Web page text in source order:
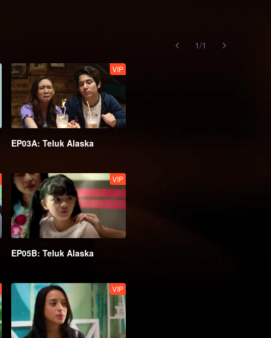
1/1
VIP
EP03A: Teluk Alaska
VIP
EP05B: Teluk Alaska
VIP